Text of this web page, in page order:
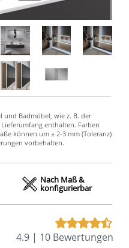
Nach Maß &
konfigurierbar
4.9 | 10 Bewertungen